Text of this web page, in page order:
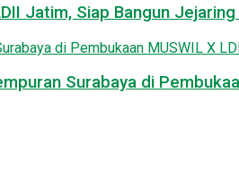
Jatim, Siap Bangun
Surabaya di